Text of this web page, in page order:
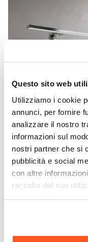
Questo sito web
Utilizziamo i cookie
annunci, per fornire
analizzare il nostro
informazioni sul
nostri partner che si
pubblicità e social
con altre
raccolto dal suo
sezione "Mostra
momento. Per
nostraCookie Policy
Tortora
Tipologia
Integrato
Materiale
Ceramica
Colore Lavabo
Bianco
Dimensione
Centro
CODICE: APP3LIG
Applique LED 30 cm in
luce fredda - Light
€ 14,99